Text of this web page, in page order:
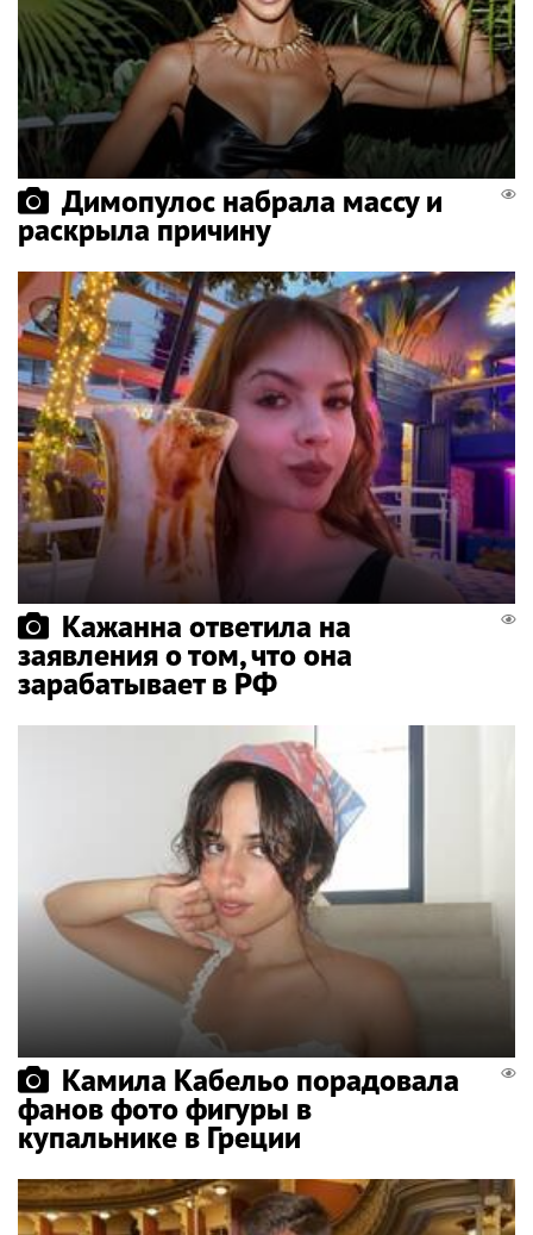
Димопулос набрала массу и
раскрыла причину
Кажанна ответила на
заявления о том, что она
зарабатывает в РФ
Камила Кабельо порадовала
фанов фото фигуры в
купальнике в Греции